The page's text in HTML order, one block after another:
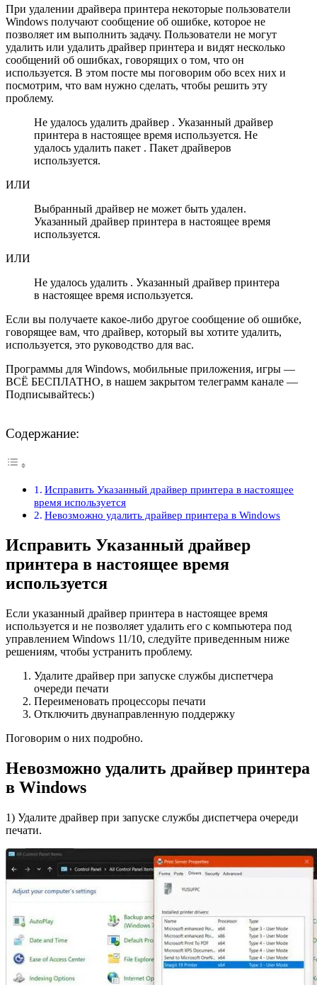
При удалении драйвера принтера некоторые пользователи
Windows получают сообщение об ошибке, которое не
позволяет им выполнить задачу. Пользователи не могут
удалить или удалить драйвер принтера и видят несколько
сообщений об ошибках, говорящих о том, что он
используется. В этом посте мы поговорим обо всех них и
посмотрим, что вам нужно сделать, чтобы решить эту
проблему.
Не удалось удалить драйвер . Указанный драйвер
принтера в настоящее время используется. Не
удалось удалить пакет . Пакет драйверов
используется.
ИЛИ
Выбранный драйвер не может быть удален.
Указанный драйвер принтера в настоящее время
используется.
ИЛИ
Не удалось удалить . Указанный драйвер принтера
в настоящее время используется.
Если вы получаете какое-либо другое сообщение об ошибке,
говорящее вам, что драйвер, который вы хотите удалить,
используется, это руководство для вас.
Программы для Windows, мобильные приложения, игры —
ВСЁ БЕСПЛАТНО, в нашем закрытом телеграмм канале —
Подписывайтесь:)
Содержание:
Исправить Указанный драйвер принтера в настоящее
время используется
Невозможно удалить драйвер принтера в Windows
Исправить Указанный драйвер
принтера в настоящее время
используется
Если указанный драйвер принтера в настоящее время
используется и не позволяет удалить его с компьютера под
управлением Windows 11/10, следуйте приведенным ниже
решениям, чтобы устранить проблему.
Удалите драйвер при запуске службы диспетчера
очереди печати
Переименовать процессоры печати
Отключить двунаправленную поддержку
Поговорим о них подробно.
Невозможно удалить драйвер принтера
в Windows
1) Удалите драйвер при запуске службы диспетчера очереди
печати.